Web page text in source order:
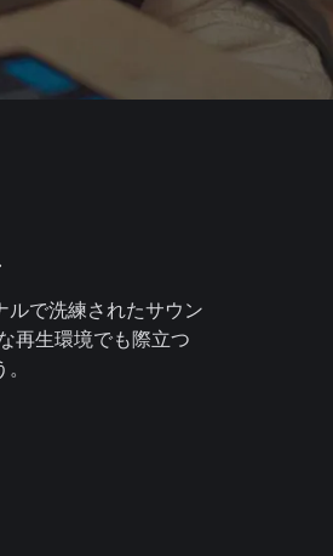
ルで洗練されたサウン
再生環境でも際立つ